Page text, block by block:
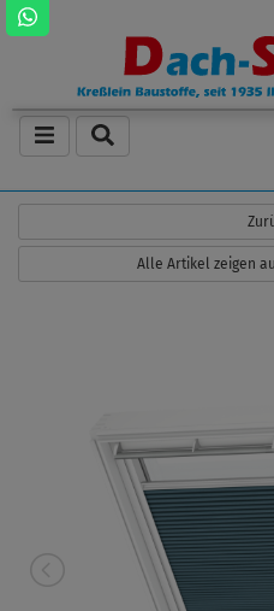
Alle Artikel zeigen